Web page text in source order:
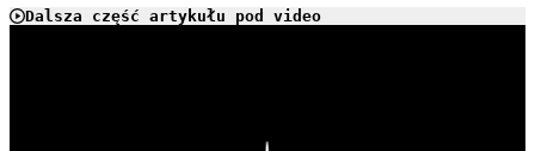
Dalsza część artykułu pod video